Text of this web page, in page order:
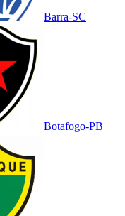
Barra-SC
Botafogo-PB